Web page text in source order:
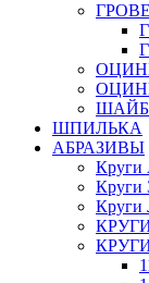
ШПИЛЬКА
АБРАЗИВЫ